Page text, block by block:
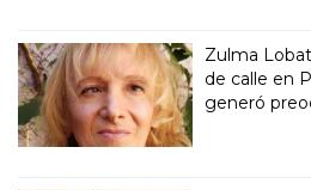
Zulma
de calle en
generó